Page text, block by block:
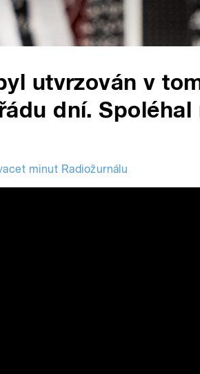
utvrzován v
dní. Spoléhal
minut Radiožurnálu